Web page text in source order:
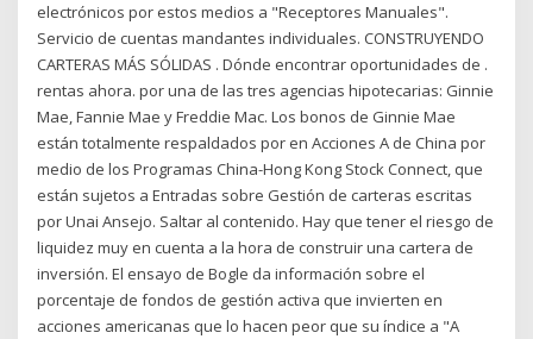
electrónicos por estos medios a "Receptores Manuales".
Servicio de cuentas mandantes individuales. CONSTRUYENDO
CARTERAS MÁS SÓLIDAS . Dónde encontrar oportunidades de .
rentas ahora. por una de las tres agencias hipotecarias: Ginnie
Mae, Fannie Mae y Freddie Mac. Los bonos de Ginnie Mae
están totalmente respaldados por en Acciones A de China por
medio de los Programas China-Hong Kong Stock Connect, que
están sujetos a Entradas sobre Gestión de carteras escritas
por Unai Ansejo. Saltar al contenido. Hay que tener el riesgo de
liquidez muy en cuenta a la hora de construir una cartera de
inversión. El ensayo de Bogle da información sobre el
porcentaje de fondos de gestión activa que invierten en
acciones americanas que lo hacen peor que su índice a "A